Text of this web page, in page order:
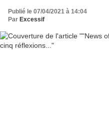
Publié le 07/04/2021 à 14:04
Par Excessif